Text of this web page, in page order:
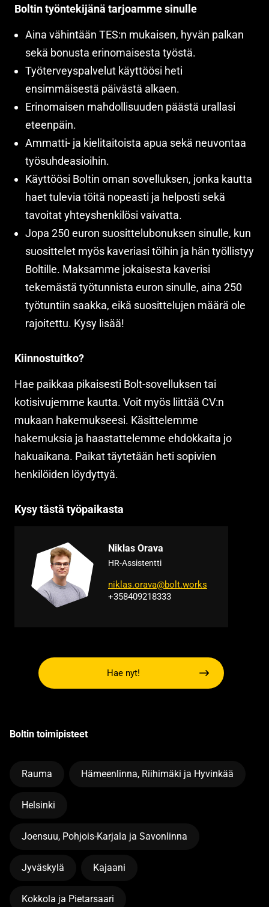
Hae nyt!
Boltin työntekijänä tarjoamme sinulle
Aina vähintään TES:n mukaisen, hyvän palkan
sekä bonusta erinomaisesta työstä.
Työterveyspalvelut käyttöösi heti
ensimmäisestä päivästä alkaen.
Erinomaisen mahdollisuuden päästä urallasi
eteenpäin.
Ammatti- ja kielitaitoista apua sekä neuvontaa
työsuhdeasioihin.
Käyttöösi Boltin oman sovelluksen, jonka kautta
haet tulevia töitä nopeasti ja helposti sekä
tavoitat yhteyshenkilösi vaivatta.
Jopa 250 euron suosittelubonuksen sinulle, kun
suosittelet myös kaveriasi töihin ja hän työllistyy
Boltille. Maksamme jokaisesta kaverisi
tekemästä työtunnista euron sinulle, aina 250
työtuntiin saakka, eikä suosittelujen määrä ole
rajoitettu. Kysy lisää!
Kiinnostuitko?
Hae paikkaa pikaisesti Bolt-sovelluksen tai
kotisivujemme kautta. Voit myös liittää CV:n
mukaan hakemukseesi. Käsittelemme
hakemuksia ja haastattelemme ehdokkaita jo
hakuaikana. Paikat täytetään heti sopivien
henkilöiden löydyttyä.
Kysy tästä työpaikasta
Niklas Orava
HR-Assistentti
niklas.orava@bolt.works
+358409218333
Boltin toimipisteet
Rauma Hämeenlinna, Riihimäki ja Hyvinkää
Helsinki
Joensuu, Pohjois-Karjala ja Savonlinna
Jyväskylä Kajaani
Kokkola ja Pietarsaari